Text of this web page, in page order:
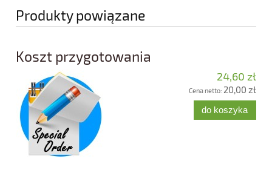
Produkty powiązane
Koszt przygotowania
24,60 zł
Cena netto: 20,00 zł
do koszyka